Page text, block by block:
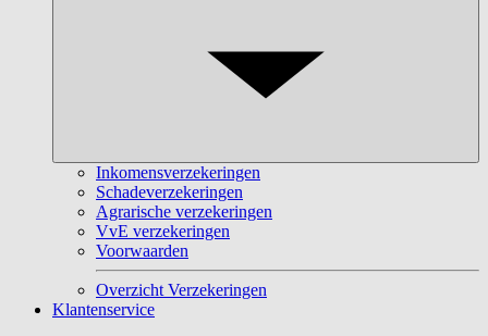
Inkomensverzekeringen
Schadeverzekeringen
Agrarische verzekeringen
VvE verzekeringen
Voorwaarden
Overzicht Verzekeringen
Klantenservice